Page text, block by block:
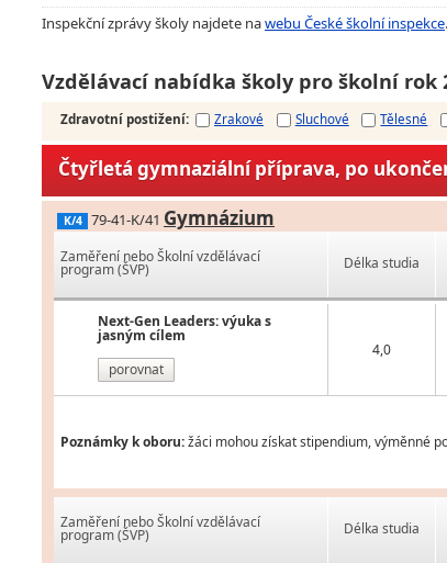
Inspekční zprávy školy najdete nawebu České školní inspekce.
Vzdělávací nabídka školy pro školní rok
Zdravotní postižení: Zrakové Sluchové Tělesné
Čtyřletá gymnaziální příprava, po
K/4 79-41-K/41 Gymnázium
Zaměření nebo Školní vzdělávací
program (ŠVP)
Next-Gen Leaders: výuka s
jasným cílem
porovnat
Délka studia
4,0
Poznámky k oboru:žáci mohou získat stipendium, výměnné
Zaměření nebo Školní vzdělávací
program (ŠVP) Délka studia